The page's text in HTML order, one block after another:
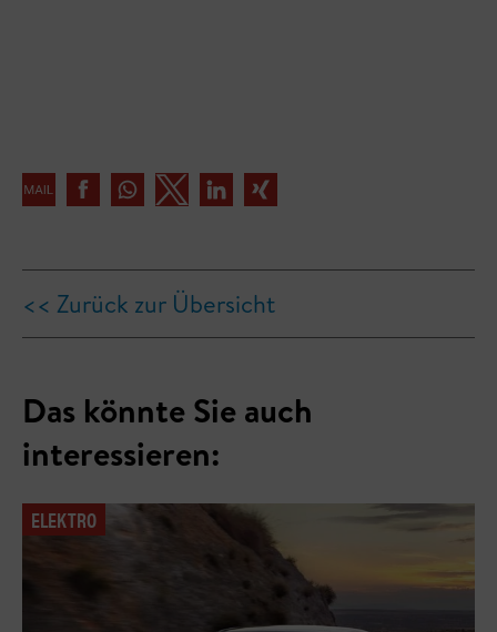
<< Zurück zur Übersicht
Das könnte Sie auch
interessieren:
ELEKTRO